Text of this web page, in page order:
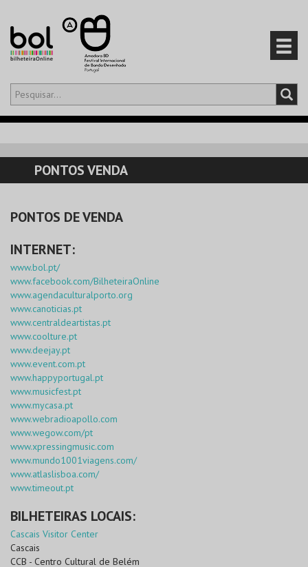
Olá,iniciar sessão
CARRINHO
EVENTOS
CARTÕES
PRODUTOS
PONTOS VENDA
PONTOS DE VENDA
INTERNET:
www.bol.pt/
www.facebook.com/BilheteiraOnline
www.agendaculturalporto.org
www.canoticias.pt
www.centraldeartistas.pt
www.coolture.pt
www.deejay.pt
www.event.com.pt
www.happyportugal.pt
www.musicfest.pt
www.mycasa.pt
www.webradioapollo.com
www.wegow.com/pt
www.xpressingmusic.com
www.mundo1001viagens.com/
www.atlaslisboa.com/
www.timeout.pt
BILHETEIRAS LOCAIS:
Cascais Visitor Center
Cascais
CCB - Centro Cultural de Belém